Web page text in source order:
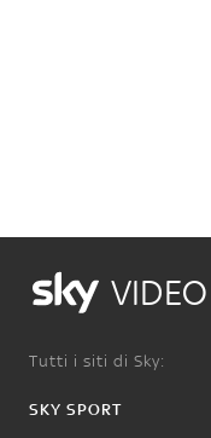
VIDEO
Tutti i siti di Sky:
SKY SPORT